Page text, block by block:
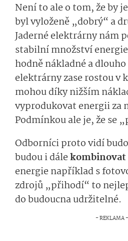
Není to ale o tom, že by
byl vyloženě „dobrý“ a
Jaderné elektrárny nám
stabilní množství
hodně nákladné a
elektrárny zase rostou v
mohou díky nižším
vyprodukovat energii za
Podmínkou ale je, že se
Odborníci proto vidí
budou i dálekombinovat
energie například s
zdrojů „přihodí“ to
do budoucna udržitelné.